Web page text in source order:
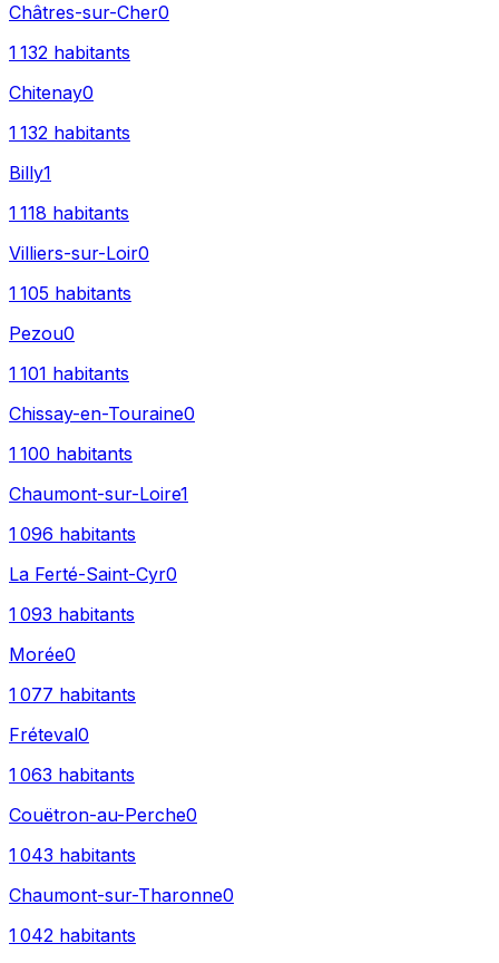
Châtres-sur-Cher0
1 132 habitants
Chitenay0
1 132 habitants
Billy1
1 118 habitants
Villiers-sur-Loir0
1 105 habitants
Pezou0
1 101 habitants
Chissay-en-Touraine0
1 100 habitants
Chaumont-sur-Loire1
1 096 habitants
La Ferté-Saint-Cyr0
1 093 habitants
Morée0
1 077 habitants
Fréteval0
1 063 habitants
Couëtron-au-Perche0
1 043 habitants
Chaumont-sur-Tharonne0
1 042 habitants